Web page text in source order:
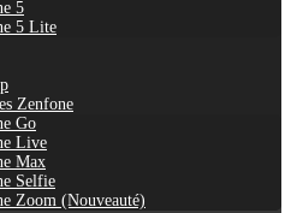
5
5 Lite
Zenfone
Go
Live
Max
Selfie
Zoom (Nouveauté)